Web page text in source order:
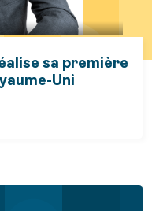
sa première
Uni